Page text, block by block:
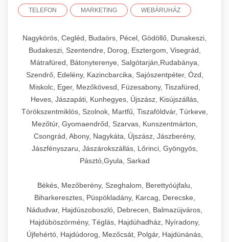
TELEFON MARKETING WEBÁRUHÁZ
Nagykörös, Cegléd, Budaörs, Pécel, Gödöllő, Dunakeszi,
Budakeszi, Szentendre, Dorog, Esztergom, Visegrád,
Mátrafüred, Bátonyterenye, Salgótarján,Rudabánya,
Szendrő, Edelény, Kazincbarcika, Sajószentpéter, Ózd,
Miskolc, Eger, Mezőkövesd, Füzesabony, Tiszafüred,
Heves, Jászapáti, Kunhegyes, Újszász, Kisújszállás,
Törökszentmiklós, Szolnok, Martfű, Tiszaföldvár, Túrkeve,
Mezőtúr, Gyomaendrőd, Szarvas, Kunszentmárton,
Csongrád, Abony, Nagykáta, Újszász, Jászberény,
Jászfényszaru, Jászárokszállás, Lőrinci, Gyöngyös,
Pásztó,Gyula, Sarkad
Békés, Mezőberény, Szeghalom, Berettyóújfalu,
Biharkeresztes, Püspökladány, Karcag, Derecske,
Nádudvar, Hajdúszoboszló, Debrecen, Balmazújváros,
Hajdúböszörmény, Téglás, Hajdúhadház, Nyíradony,
Újfehértó, Hajdúdorog, Mezőcsát, Polgár, Hajdúnánás,